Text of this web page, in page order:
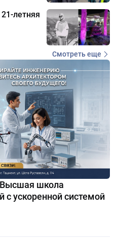
летняя
Смотреть еще
школа
с ускоренной системой